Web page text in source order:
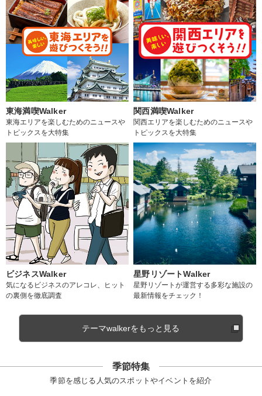
東海満喫Walker
東海エリアを楽しむためのニュースや
トピックスを大特集
関西満喫Walker
関西エリアを楽しむためのニュースや
トピックスを大特集
ビジネスWalker
気になるビジネスのアレコレ、ヒット
の裏側を徹底調査
星野リゾートWalker
星野リゾートが運営する多彩な施設の
最新情報をチェック！
テーマwalkerをもっと見る
季節特集
季節を感じる人気のスポットやイベントを紹介